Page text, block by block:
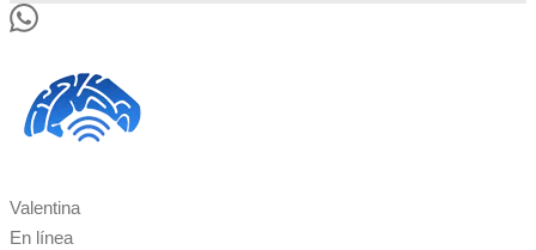
Valentina
En línea